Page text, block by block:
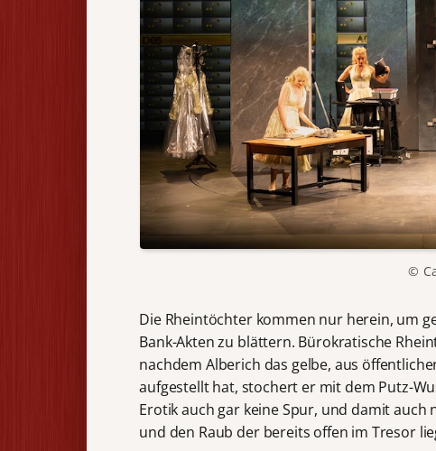
©
Die Rheintöchter kommen nur herein, um
Bank-Akten zu blättern. Bürokratische
nachdem Alberich das gelbe, aus
aufgestellt hat, stochert er mit dem Putz-
Erotik auch gar keine Spur, und damit
und den Raub der bereits offen im Tresor